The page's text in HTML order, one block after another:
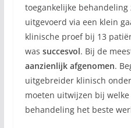
toegankelijke
uitgevoerd via een klein
klinische proef bij 13
was succesvol. Bij de
aanzienlijk afgenomen.
uitgebreider klinisch
moeten uitwijzen bij
behandeling het beste